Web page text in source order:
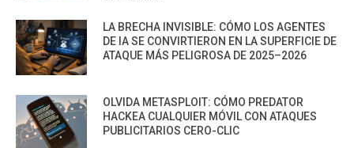
LA BRECHA INVISIBLE: CÓMO LOS AGENTES
DE IA SE CONVIRTIERON EN LA SUPERFICIE DE
ATAQUE MÁS PELIGROSA DE 2025–2026
OLVIDA METASPLOIT: CÓMO PREDATOR
HACKEA CUALQUIER MÓVIL CON ATAQUES
PUBLICITARIOS CERO-CLIC